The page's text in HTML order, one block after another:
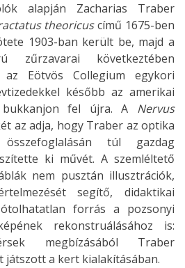
alapján Zacharias Traber
theoricuscímű 1675-ben
1903-ban került be, majd a
zűrzavarai következtében
Eötvös Collegium egykori
később az amerikai
bukkanjon fel újra. A Nervus
az adja, hogy Traber az optika
túl gazdag
ki művét. A szemléltető
nem pusztán illusztrációk,
segítő, didaktikai
forrás a pozsonyi
rekonstruálásához is:
megbízásából Traber
játszott a kert kialakításában.